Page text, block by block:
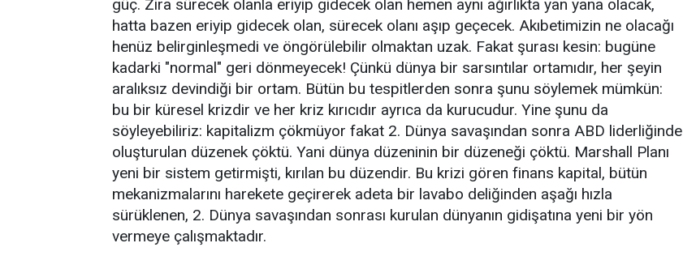
güç. Zira sürecek olanla eriyip gidecek olan hemen aynı ağırlıkta yan yana olacak,
hatta bazen eriyip gidecek olan, sürecek olanı aşıp geçecek. Akıbetimizin ne olacağı
henüz belirginleşmedi ve öngörülebilir olmaktan uzak. Fakat şurası kesin: bugüne
kadarki "normal" geri dönmeyecek! Çünkü dünya bir sarsıntılar ortamıdır, her şeyin
aralıksız devindiği bir ortam. Bütün bu tespitlerden sonra şunu söylemek mümkün:
bu bir küresel krizdir ve her kriz kırıcıdır ayrıca da kurucudur. Yine şunu da
söyleyebiliriz: kapitalizm çökmüyor fakat 2. Dünya savaşından sonra ABD liderliğinde
oluşturulan düzenek çöktü. Yani dünya düzeninin bir düzeneği çöktü. Marshall Planı
yeni bir sistem getirmişti, kırılan bu düzendir. Bu krizi gören finans kapital, bütün
mekanizmalarını harekete geçirerek adeta bir lavabo deliğinden aşağı hızla
sürüklenen, 2. Dünya savaşından sonrası kurulan dünyanın gidişatına yeni bir yön
vermeye çalışmaktadır.